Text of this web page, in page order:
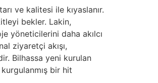
ve kalitesi ile kıyaslanır.
bekler. Lakin,
yöneticilerini daha akılcı
ziyaretçi akışı,
Bilhassa yeni kurulan
bir hit